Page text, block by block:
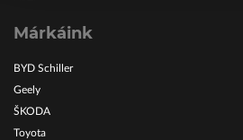
Márkáink
BYD Schiller
Geely
ŠKODA
Toyota